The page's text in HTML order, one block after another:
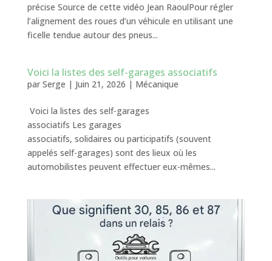
précise Source de cette vidéo Jean RaoulPour régler
l’alignement des roues d’un véhicule en utilisant une
ficelle tendue autour des pneus...
Voici la listes des self-garages associatifs
par Serge | Juin 21, 2026 | Mécanique
Voici la listes des self-garages
associatifs Les garages
associatifs, solidaires ou participatifs (souvent
appelés self-garages) sont des lieux où les
automobilistes peuvent effectuer eux-mêmes...